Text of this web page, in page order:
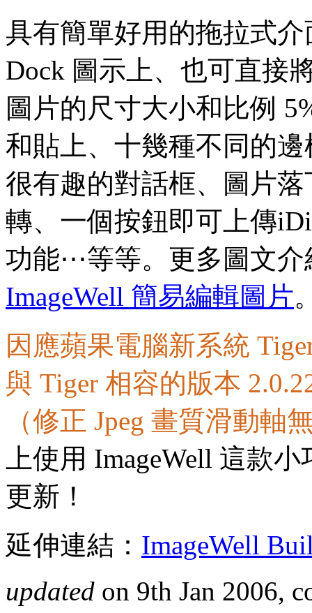
具有簡單好用的拖拉式
Dock 圖示上、也可直接
圖片的尺寸大小和比例
和貼上、十幾種不同的
很有趣的對話框、圖片
轉、一個按鈕即可上傳
功能⋯等等。更多圖文介
ImageWell 簡易編輯圖片
因應蘋果電腦新系統
與 Tiger 相容的版本
（修正 Jpeg 畫質滑動軸
上使用 ImageWell 這款
更新！
延伸連結： ImageWell
updated on 9th Jan 2006,